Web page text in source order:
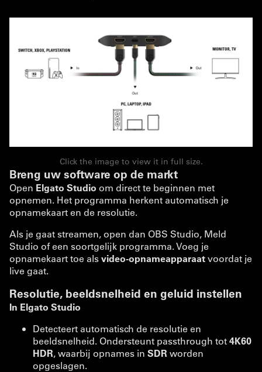
Click the image to view it in full size.
Breng uw software op de markt
Open Elgato Studio om direct te beginnen met
opnemen. Het programma herkent automatisch je
opnamekaart en de resolutie.
Als je gaat streamen, open dan OBS Studio, Meld
Studio of een soortgelijk programma. Voeg je
opnamekaart toe alsvideo-opnameapparaatvoordat je
live gaat.
Resolutie, beeldsnelheid en geluid instellen
In Elgato Studio
Detecteert automatisch de resolutie en
beeldsnelheid. Ondersteunt passthrough tot4K60
HDR, waarbij opnames in SDR worden
opgeslagen.